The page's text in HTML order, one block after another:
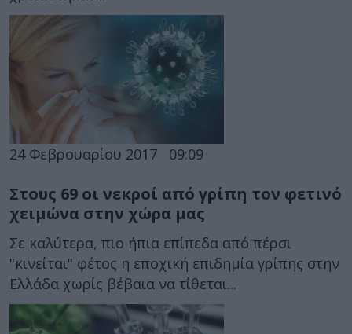
24 Φεβρουαρίου 2017 09:09
Στους 69 οι νεκροί από γρίπη τον φετινό
χειμώνα στην χώρα μας
Σε καλύτερα, πιο ήπια επίπεδα από πέρσι
"κινείται" φέτος η εποχική επιδημία γρίπης στην
Ελλάδα χωρίς βέβαια να τίθεται...